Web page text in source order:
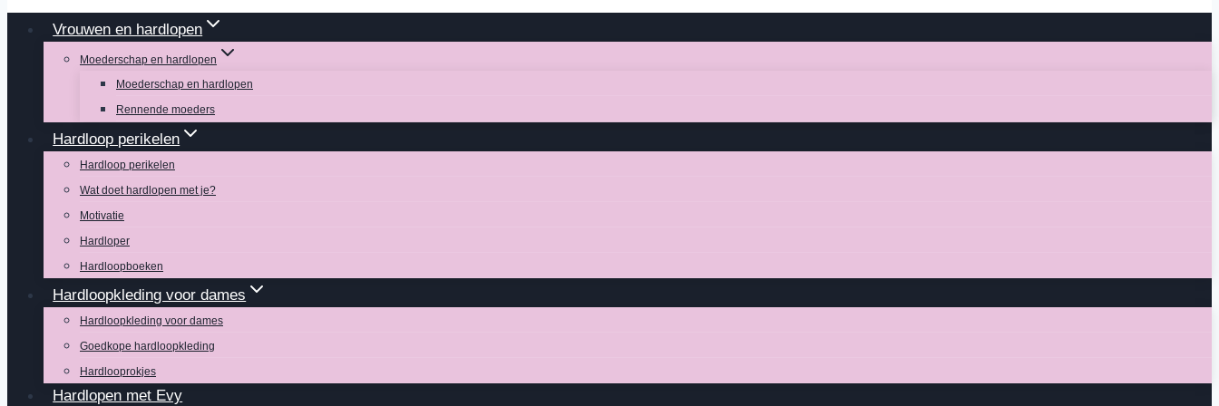
Vrouwen en hardlopen
Moederschap en hardlopen
Moederschap en hardlopen
Rennende moeders
Hardloop perikelen
Hardloop perikelen
Wat doet hardlopen met je?
Motivatie
Hardloper
Hardloopboeken
Hardloopkleding voor dames
Hardloopkleding voor dames
Goedkope hardloopkleding
Hardlooprokjes
Hardlopen met Evy